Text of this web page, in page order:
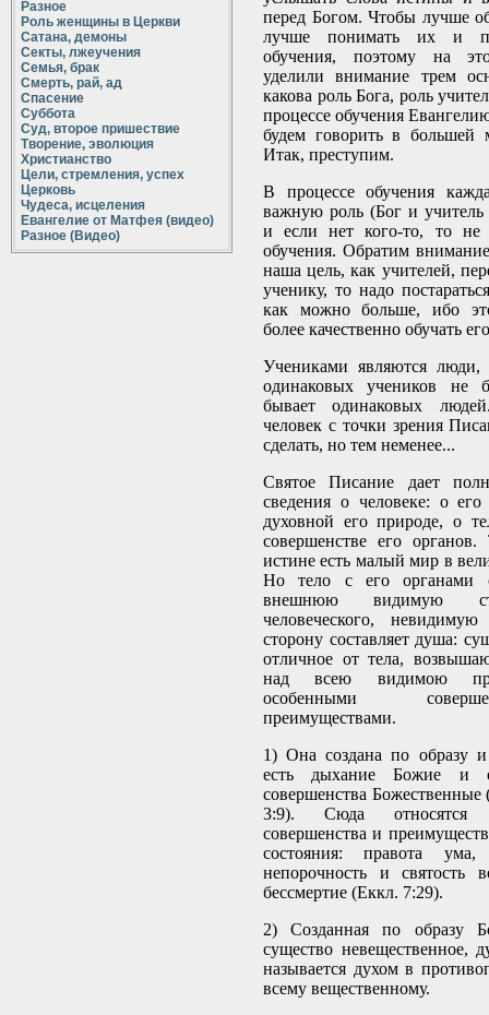
Разное
Роль женщины в Церкви
Сатана, демоны
Секты, лжеучения
Семья, брак
Смерть, рай, ад
Спасение
Суббота
Суд, второе пришествие
Творение, эволюция
Христианство
Цели, стремления, успех
Церковь
Чудеса, исцеления
Евангелие от Матфея (видео)
Разное (Видео)
перед Богом. Чтобы лучше
лучше понимать их и
обучения, поэтому на
уделили внимание трем
какова роль Бога, роль
процессе обучения
будем говорить в большей
Итак, преступим.
В процессе обучения
важную роль (Бог и учитель
и если нет кого-то, то не
обучения. Обратим
наша цель, как учителей,
ученику, то надо
как можно больше, ибо
более качественно обучать
Учениками являются люди,
одинаковых учеников не
бывает одинаковых
человек с точки зрения
сделать, но тем неменее...
Святое Писание дает
сведения о человеке: о
духовной его природе, о
совершенстве его
истине есть малый мир в
Но тело с его органами
внешнюю видимую
человеческого,
сторону составляет душа:
отличное от тела,
над всею видимою
особенными
преимуществами.
1) Она создана по образу
есть дыхание Божие и
совершенства
3:9). Сюда относятся
совершенства и
состояния: правота ума,
непорочность и святость
бессмертие (Еккл. 7:29).
2) Созданная по образу
существо невещественное,
называется духом в
всему вещественному.